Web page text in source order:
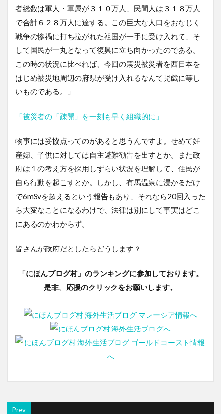
者総数は軍人・軍属が３１０万人、民間人は３１８万人
で合計６２８万人に達する。この巨大な人口をおなじく
戦争の惨禍に打ち拉がれた祖国が一手に受け入れて、そ
して国民が一丸となって復興に立ち向かったのである。
この時の状況に比べれば、今回の震災被災者を西日本を
はじめ被災地周辺の府県が受け入れるなんて児戯に等し
いものである。」
「被災者の「疎開」を一刻も早く組織的に」
物事には妥協点ってのがあると思うんですよ。せめて妊
産婦、子供に対しては自主避難勧告を出すとか。また政
府は１の考え方を採用しずらい状況を理解して、住民が
自ら行動を起こすとか。しかし、有馬温泉に浸かるだけ
で6mSvを超えるという報告もあり、それなら20回入った
ら大変なことになるわけで、法律は別にして事実はどこ
にあるのかわからず。
皆さんが政府だとしたらどうします？
「にほんブログ村」のランキングに参加しております。
是非、応援のクリックをお願いします。
Prev